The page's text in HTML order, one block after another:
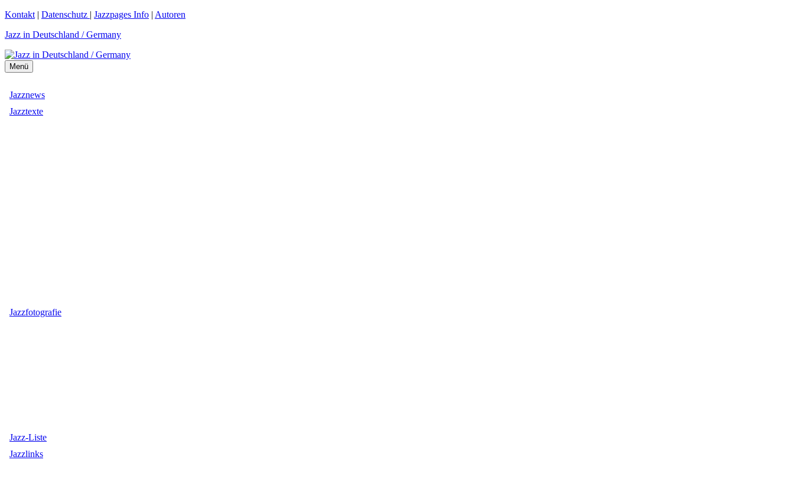
Zum
springen
Kontakt | Datenschutz | Jazzpages Info | Autoren
Jazz in Deutschland / Germany
Menü
Jazznews
Jazztexte
Jazzfotografie
Jazz-Liste
Jazzlinks